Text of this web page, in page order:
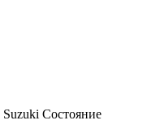
Suzuki Состояние